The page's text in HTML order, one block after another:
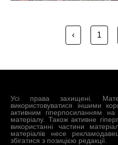
‹ 1
Усі права захищені.
використовуватися іншими
активним гіперпосиланням
матеріалу. Також активне
використанні частини
матеріалів несе
збігатися з позицією редакції.